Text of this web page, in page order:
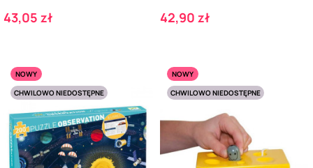
Cena
43,05 zł Cena
42,90 zł
NOWY
CHWILOWO NIEDOSTĘPNE
NOWY
CHWILOWO NIEDOSTĘPNE